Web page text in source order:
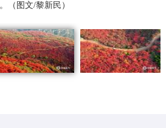
（图文/黎新民）